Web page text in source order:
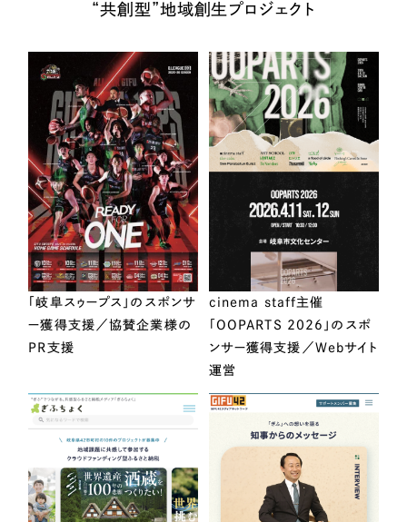
“共創型”地域創生プロジェクト
「岐阜スゥープス」のスポンサ
ー獲得支援／協賛企業様の
PR支援
cinema staff主催
「OOPARTS 2026」のスポ
ンサー獲得支援／Webサイト
運営